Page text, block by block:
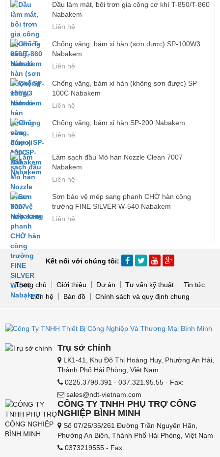
Dầu làm mát, bôi trơn gia công cơ khí T-850/T-860
Nabakem
Liên hệ
Chống văng, bám xỉ hàn (sơn được) SP-100W3
Nabakem
Liên hệ
Chống văng, bám xỉ hàn (không sơn được) SP-
100C Nabakem
Liên hệ
Chống văng, bám xỉ hàn SP-200 Nabakem
Liên hệ
Làm sạch đầu Mỏ hàn Nozzle Clean 7007
Nabakem
Liên hệ
Sơn bảo vệ mép sang phanh CHỜ hàn công
trường FINE SILVER W-540 Nabakem
Liên hệ
Kết nối với chúng tôi:
Trang chủ Giới thiệu Dự án Tư vấn kỹ thuật
Tin tức
Liên hệ
Bản đồ Chính sách và quy định chung
Trụ sở chính
LK1-41, Khu Đô Thị Hoàng Huy, Phường An Hải,
Thành Phố Hải Phòng, Việt Nam
0225.3798.391 - 037.321.95.55 - Fax:
sales@ndt-vietnam.com
CÔNG TY TNHH PHỤ TRỢ CÔNG
NGHIỆP BÌNH MINH
Số 07/26/35/261 Đường Trần Nguyên Hãn,
Phường An Biên, Thành Phố Hải Phòng, Việt Nam
0373219555 - Fax: